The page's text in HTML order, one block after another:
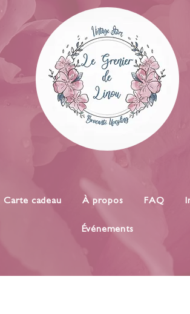
Carte cadeau À propos FAQ
Événements